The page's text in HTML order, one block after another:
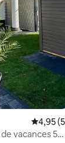
4,95